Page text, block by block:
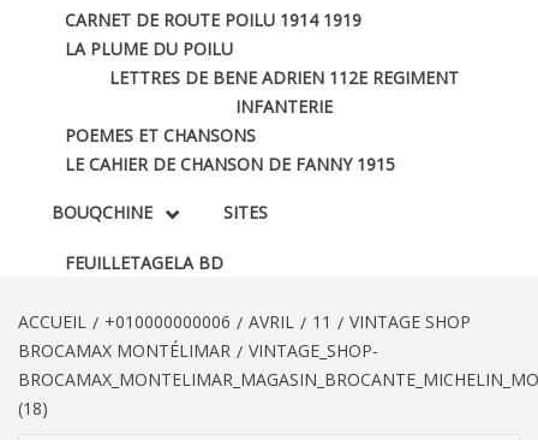
CARNET DE ROUTE POILU 1914 1919
LA PLUME DU POILU
LETTRES DE BENE ADRIEN 112E REGIMENT
INFANTERIE
POEMES ET CHANSONS
LE CAHIER DE CHANSON DE FANNY 1915
BOUQCHINE
FEUILLETAGELA BD
SITES
ACCUEIL +010000000006 AVRIL 11
VINTAGE SHOP
BROCAMAX MONTÉLIMAR
VINTAGE_SHOP-
(18)